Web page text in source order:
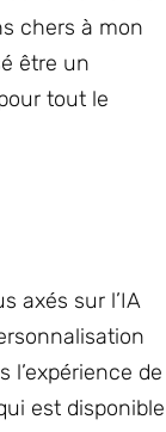
chers à mon
être un
tout le
axés sur l’IA
de
est disponible